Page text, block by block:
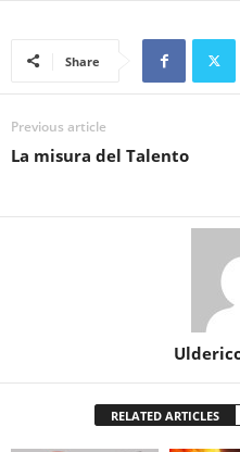
Share
Previous article
La misura del Talento
RELATED ARTICLES